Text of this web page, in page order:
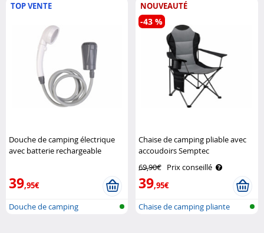
TOP VENTE
Douche de camping électrique
avec batterie rechargeable
39,95€
Douche de camping
NOUVEAUTÉ
Chaise de camping pliable avec
accoudoirs Semptec
69,90€ Prix conseillé
39,95€
-43 %
Chaise de camping pliante